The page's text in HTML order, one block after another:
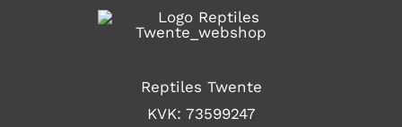
Reptiles Twente
KVK: 73599247